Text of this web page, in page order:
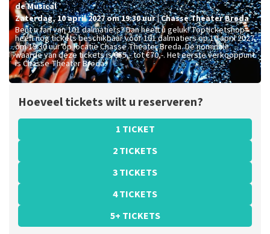
de Musical
zaterdag,10 april 2027 om 19:30uur|Chasse TheaterBreda
Bent u fan van 101 dalmatiers? Dan heeft u geluk! Topticketshop
heeft nog tickets beschikbaar voor 101 dalmatiers op 10 april 2027
om 19:30 uur op locatie Chasse Theater Breda. De nominale
waarde van deze tickets is€55,- tot €70,-. Het eerste verkooppunt
is Chasse Theater Breda.
Hoeveel tickets wilt u reserveren?
1 TICKET
2 TICKETS
3 TICKETS
4 TICKETS
5+ TICKETS